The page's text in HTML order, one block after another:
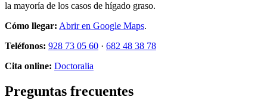
la mayoría de los casos de hígado graso.
Cómo llegar: Abrir en Google Maps.
Teléfonos: 928 73 05 60 · 682 48 38 78
Cita online: Doctoralia
Preguntas frecuentes